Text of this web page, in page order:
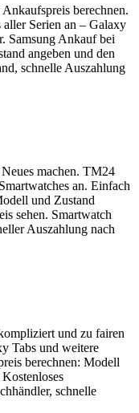
berechnen.
Serien an – Galaxy
Samsung Ankauf bei
angeben und den
schnelle Auszahlung
machen. TM24
an. Einfach
und Zustand
sehen. Smartwatch
Auszahlung nach
und zu fairen
Tabs und weitere
berechnen: Modell
schnelle